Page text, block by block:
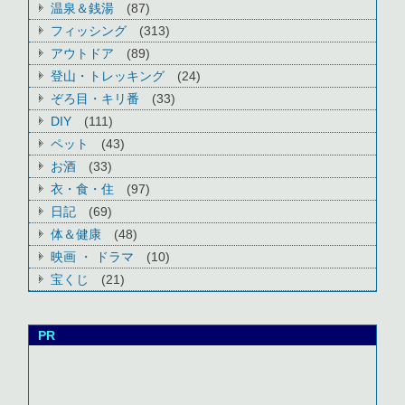
温泉＆銭湯
(87)
フィッシング
(313)
アウトドア
(89)
登山・トレッキング
(24)
ぞろ目・キリ番
(33)
DIY
(111)
ペット
(43)
お酒
(33)
衣・食・住
(97)
日記
(69)
体＆健康
(48)
映画 ・ ドラマ
(10)
宝くじ
(21)
PR